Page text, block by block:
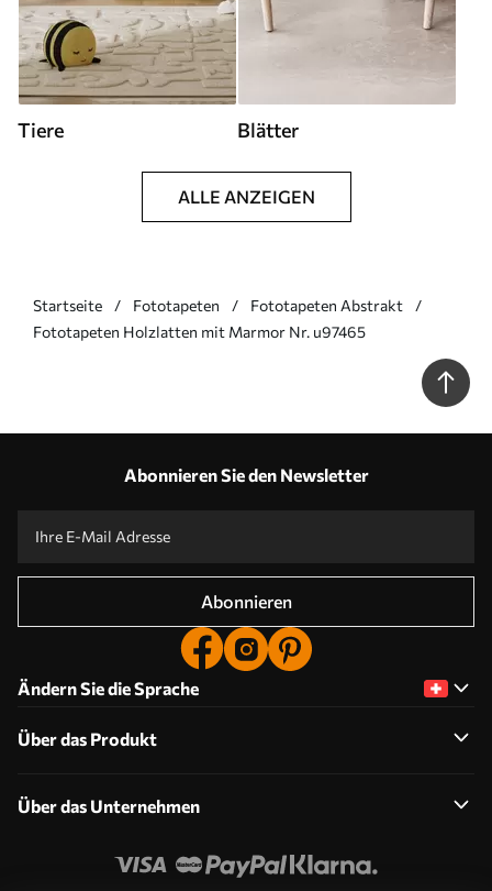
Tiere Blätter
ALLE ANZEIGEN
Startseite Fototapeten
Fototapeten Abstrakt
Fototapeten Holzlatten mit Marmor Nr. u97465
Abonnieren Sie den Newsletter
Abonnieren
Ändern Sie die Sprache
Über das Produkt
Über das Unternehmen